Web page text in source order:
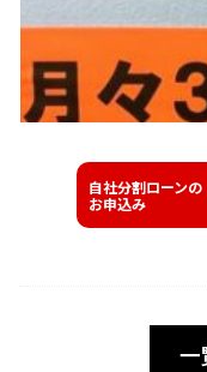
自社分割ローンの
お申込み
一